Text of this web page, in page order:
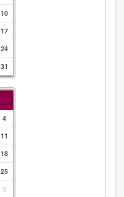
10
17
24
31
4
11
18
25
3